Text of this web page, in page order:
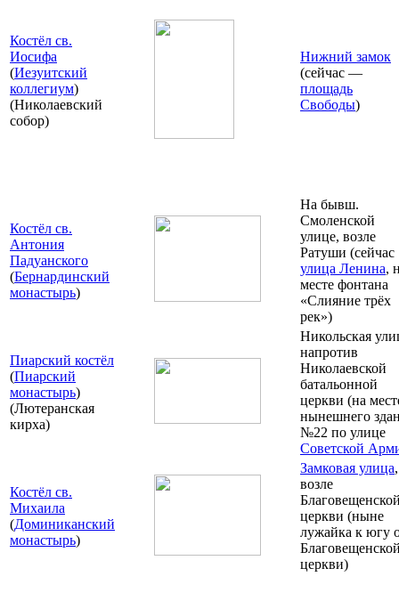
Костёл св.
Иосифа
(Иезуитский
коллегиум)
(Николаевский
собор)
Нижний замок
(сейчас —
площадь
Свободы)
Костёл св.
Антония
Падуанского
(Бернардинский
монастырь)
На бывш.
Смоленской
улице, возле
Ратуши (сейчас
улица Ленина,
месте фонтана
«Слияние трёх
рек»)
Пиарский костёл
(Пиарский
монастырь)
(Лютеранская
кирха)
Никольская
напротив
Николаевской
батальонной
церкви (на
нынешнего
№22 по улице
Советской
Костёл св.
Михаила
(Доминиканский
монастырь)
Замковая улица,
возле
церкви (ныне
лужайка к югу
церкви)